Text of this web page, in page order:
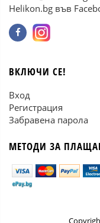
Helikon.bg във
ВКЛЮЧИ СЕ!
Вход
Регистрация
Забравена парола
МЕТОДИ ЗА